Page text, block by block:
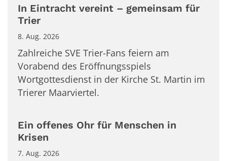
In Eintracht vereint – gemeinsam für
Trier
8. Aug. 2026
Zahlreiche SVE Trier-Fans feiern am
Vorabend des Eröffnungsspiels
Wortgottesdienst in der Kirche St. Martin im
Trierer Maarviertel.
Ein offenes Ohr für Menschen in
Krisen
7. Aug. 2026